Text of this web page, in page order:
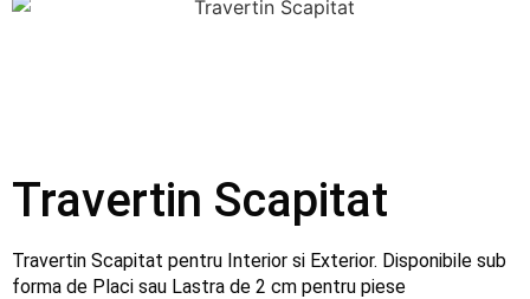
Travertin Scapitat
Travertin Scapitat pentru Interior si Exterior. Disponibile sub
forma de Placi sau Lastra de 2 cm pentru piese